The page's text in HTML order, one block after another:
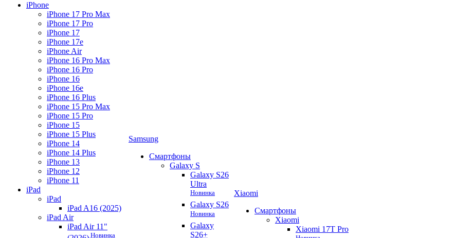
iPhone
iPhone 17 Pro Max
iPhone 17 Pro
iPhone 17
iPhone 17e
iPhone Air
iPhone 16 Pro Max
iPhone 16 Pro
iPhone 16
iPhone 16e
iPhone 16 Plus
iPhone 15 Pro Max
iPhone 15 Pro
iPhone 15
iPhone 15 Plus
iPhone 14
iPhone 14 Plus
iPhone 13
iPhone 12
iPhone 11
iPad
iPad
iPad A16 (2025)
iPad Air
iPad Air 11"
Новинка
Samsung
Смартфоны
Galaxy S
Galaxy S26
Ultra
Новинка
Galaxy S26
Новинка
Galaxy
S26+
Xiaomi
Смартфоны
Xiaomi
Xiaomi 17T Pro